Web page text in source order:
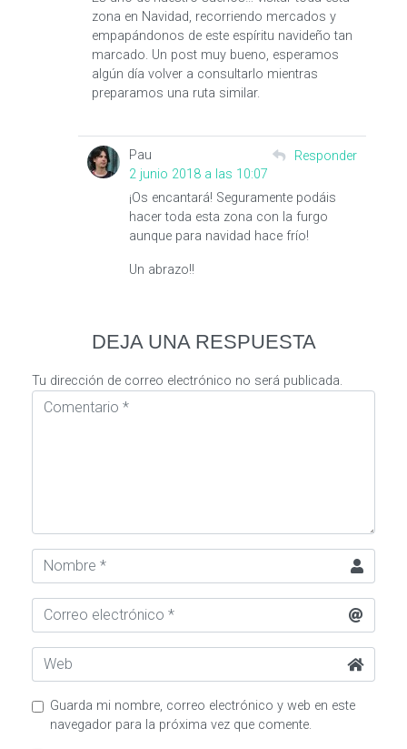
zona en Navidad, recorriendo mercados y
empapándonos de este espíritu navideño tan
marcado. Un post muy bueno, esperamos
algún día volver a consultarlo mientras
preparamos una ruta similar.
Pau
2 junio 2018 a las 10:07
Responder
¡Os encantará! Seguramente podáis
hacer toda esta zona con la furgo
aunque para navidad hace frío!
Un abrazo!!
DEJA UNA RESPUESTA
Tu dirección de correo electrónico no será publicada.
Guarda mi nombre, correo electrónico y web en este
navegador para la próxima vez que comente.